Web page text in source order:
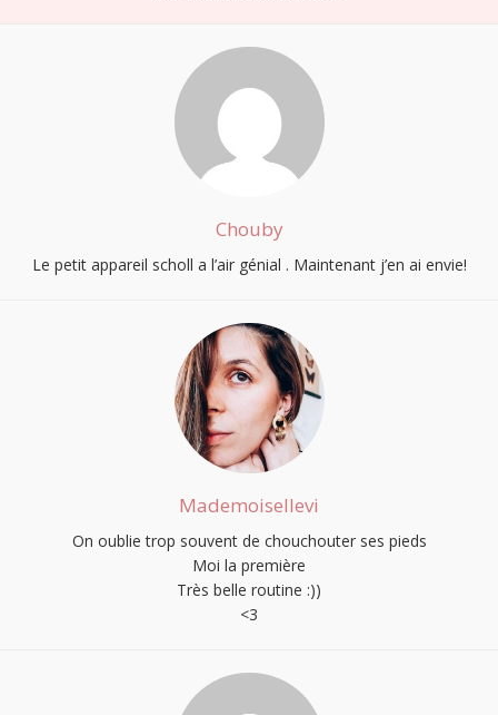
Chouby
Le petit appareil scholl a l’air génial . Maintenant j’en ai envie!
Mademoisellevi
On oublie trop souvent de chouchouter ses pieds
Moi la première
Très belle routine :))
<3